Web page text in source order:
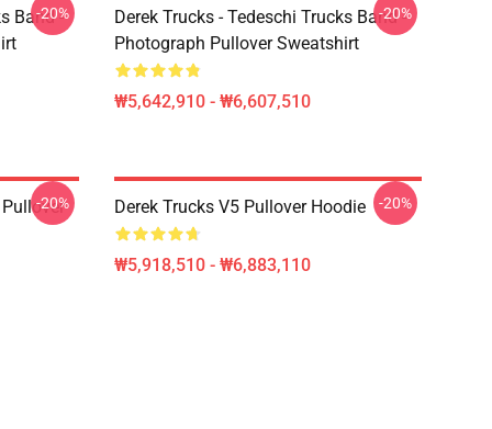
Band -
-20%
Derek Trucks - Tedeschi Trucks Band -
Photograph Pullover Sweatshirt
₩5,642,910 - ₩6,607,510
-20%
-20% Derek Trucks V5 Pullover Hoodie
₩5,918,510 - ₩6,883,110
-20%